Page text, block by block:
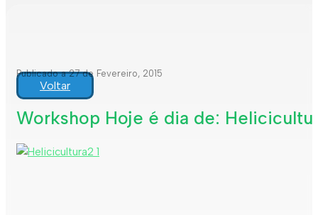
Publicado a 27 de Fevereiro, 2015
Voltar
Workshop Hoje é dia de: